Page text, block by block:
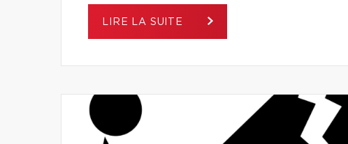
LIRE LA SUITE